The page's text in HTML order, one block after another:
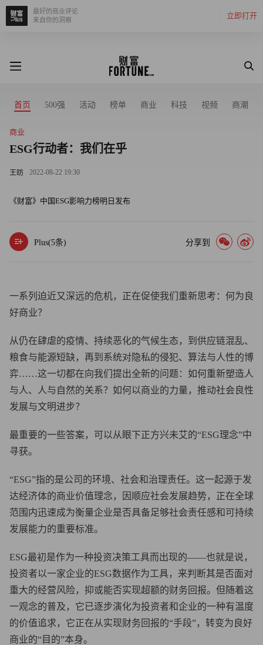
立即打开
最好的商业评论
来自你的洞察
首页 500强 活动 榜单 商业 科技 视频 商潮
商业
ESG行动者：我们在乎
王昉 2022-08-22 19:30
《财富》中国ESG影响力榜明日发布
Plus(5条) 分享到
一系列迫近又深远的危机，正在促使我们重新思考：何为良
好商业？
从仍在肆虐的疫情、持续恶化的气候生态，到供应链混乱、
粮食与能源短缺，再到系统对隐私的侵犯、算法与人性的博
弈……这一切都在向我们提出全新的问题：如何重新塑造人
与人、人与自然的关系？如何以商业的力量，推动社会良性
发展与文明进步？
最重要的一些答案，可以从眼下正方兴未艾的“ESG理念”中
寻获。
“ESG”指的是公司的环境、社会和治理责任。这一起源于发
达经济体的商业价值理念，因顺应社会发展趋势，正在全球
范围内迅速成为衡量企业是否具备足够社会责任感和可持续
发展能力的重要标准。
ESG最初是作为一种投资决策工具而出现的——也就是说，
投资者以一家企业的ESG数据作为工具，来判断其是否面对
重大的经营风险，抑或能否实现超额的财务回报。但随着这
一观念的普及，它已逐步演化为投资者和企业的一种有温度
的价值追求，它正在从实现财务回报的“手段”，转变为良好
商业的“目的”本身。